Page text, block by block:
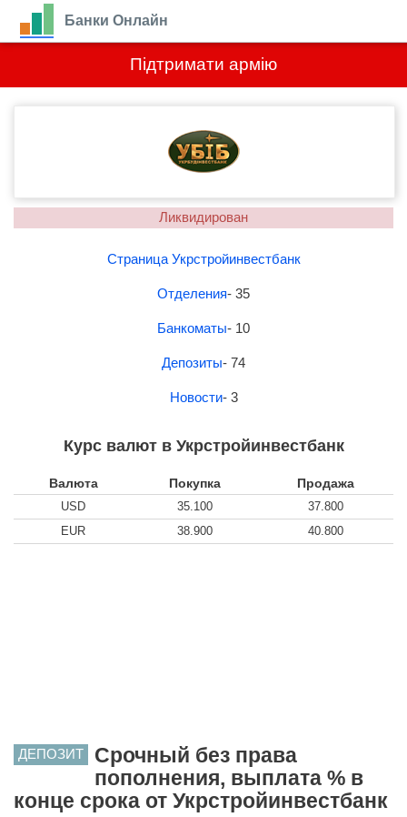
Підтримати армію
Банки Онлайн
Ликвидирован
Страница Укрстройинвестбанк
Отделения- 35
Банкоматы- 10
Депозиты- 74
Новости- 3
Курс валют в Укрстройинвестбанк
Валюта Покупка Продажа
USD 35.100
37.800
EUR
38.900 40.800
ДЕПОЗИТ
Срочный без права
пополнения, выплата % в
конце срока от Укрстройинвестбанк